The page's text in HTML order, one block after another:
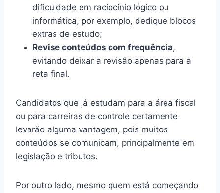
dificuldade em raciocínio lógico ou
informática, por exemplo, dedique blocos
extras de estudo;
Revise conteúdos com frequência,
evitando deixar a revisão apenas para a
reta final.
Candidatos que já estudam para a área fiscal
ou para carreiras de controle certamente
levarão alguma vantagem, pois muitos
conteúdos se comunicam, principalmente em
legislação e tributos.
Por outro lado, mesmo quem está começando